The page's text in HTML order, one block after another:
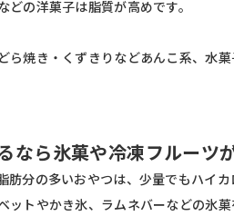
どの洋菓子は脂質が高めです。
ら焼き・くずきりなどあんこ系、水
なら氷菓や冷凍フルーツ
肪分の多いおやつは、少量でもハイカ
ットやかき氷、ラムネバーなどの氷